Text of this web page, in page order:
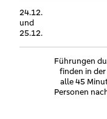
24.12.
und
25.12.
Führungen
finden in der
alle 45
Personen